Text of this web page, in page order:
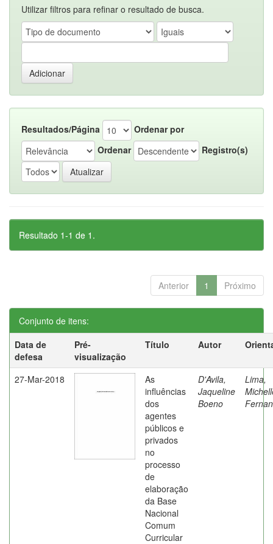
Utilizar filtros para refinar o resultado de busca.
Resultados/Página
Ordenar por
Ordenar
Registro(s)
Resultado 1-1 de 1.
Anterior 1 Próximo
Conjunto de itens:
Data de
defesa
Pré-
visualização
Título Autor
27-Mar-2018
As
influências
dos
agentes
públicos e
privados
no
processo
de
elaboração
da Base
Nacional
Comum
Curricular
D'Avila,
Jaqueline
Boeno
Lima,